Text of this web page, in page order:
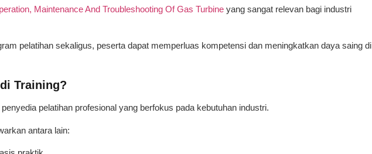
Maintenance And Troubleshooting Of Gas Turbine yang sangat relevan bagi industri
pelatihan sekaligus, peserta dapat memperluas kompetensi dan meningkatkan daya saing di
Training?
pelatihan profesional yang berfokus pada kebutuhan industri.
antara lain: